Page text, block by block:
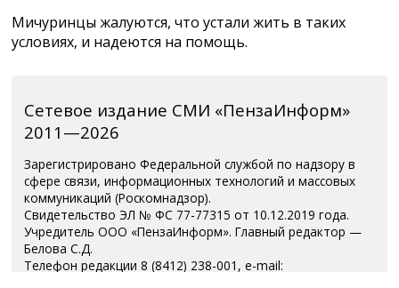
Мичуринцы жалуются, что устали жить в таких
условиях, и надеются на помощь.
Сетевое издание СМИ «ПензаИнформ»
2011—2026
Зарегистрировано Федеральной службой по надзору в
сфере связи, информационных технологий и массовых
коммуникаций (Роскомнадзор).
Свидетельство ЭЛ № ФС 77-77315 от 10.12.2019 года.
Учредитель ООО «ПензаИнформ». Главный редактор —
Белова С.Д.
Телефон редакции 8 (8412) 238-001, e-mail: